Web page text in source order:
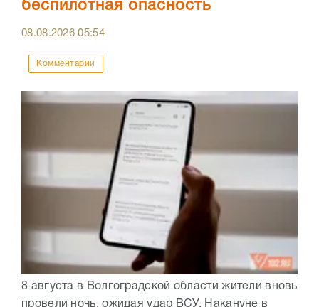
беспилотная опасность
08.08.202605:54
Комментарии
8 августа в Волгоградской области жители вновь
провели ночь, ожидая удар ВСУ. Накануне в